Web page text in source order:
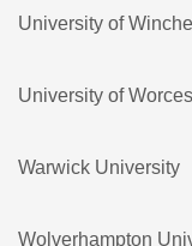
University of
University of
Warwick University
Wolverhampton